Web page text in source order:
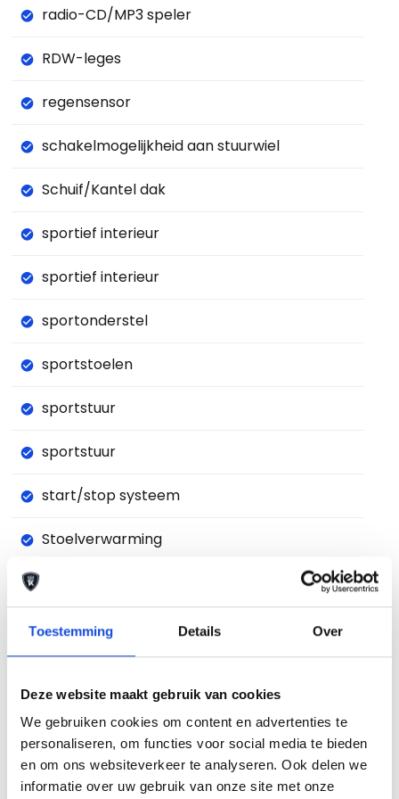
Toestemming Details Over
Deze website maakt gebruik van cookies
We gebruiken cookies om content en advertenties te
personaliseren, om functies voor social media te bieden
en om ons websiteverkeer te analyseren. Ook delen we
informatie over uw gebruik van onze site met onze
radio-CD/MP3 speler
RDW-leges
regensensor
schakelmogelijkheid aan stuurwiel
Schuif/Kantel dak
sportief interieur
sportief interieur
sportonderstel
sportstoelen
sportstuur
sportstuur
start/stop systeem
Stoelverwarming
stuurbekrachtiging snelheidsafhankelijk
stuurwiel multifunctioneel
vermoeidheids herkenning
voor-en achterspoiler